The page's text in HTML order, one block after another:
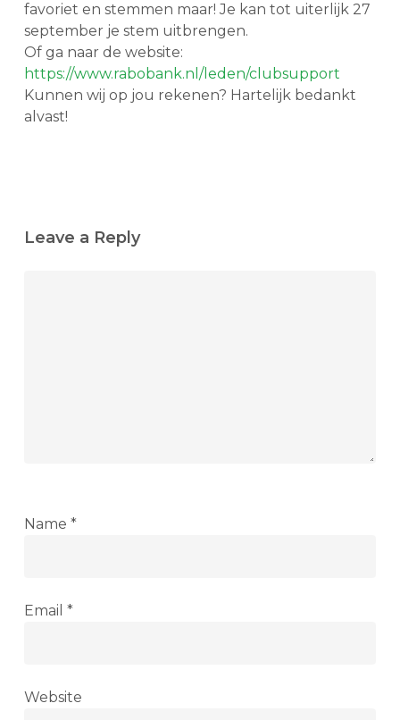
favoriet en stemmen maar! Je kan tot uiterlijk 27
september je stem uitbrengen.
Of ga naar de website:
https://www.rabobank.nl/leden/clubsupport
Kunnen wij op jou rekenen? Hartelijk bedankt
alvast!
Leave a Reply
Name *
Email *
Website